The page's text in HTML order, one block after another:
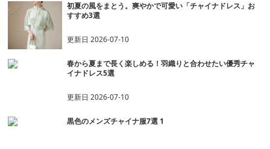
初夏の風をまとう。爽やかで可愛い「チャイナドレス」お
すすめ3選
更新日2026-07-10
春から夏まで長く楽しめる！羽織りと合わせたい優秀チャ
イナドレス5選
更新日2026-07-10
黒色のメンズチャイナ服7選 1